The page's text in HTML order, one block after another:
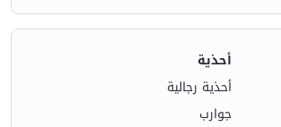
أحذية
أحذية رجالية
جوارب